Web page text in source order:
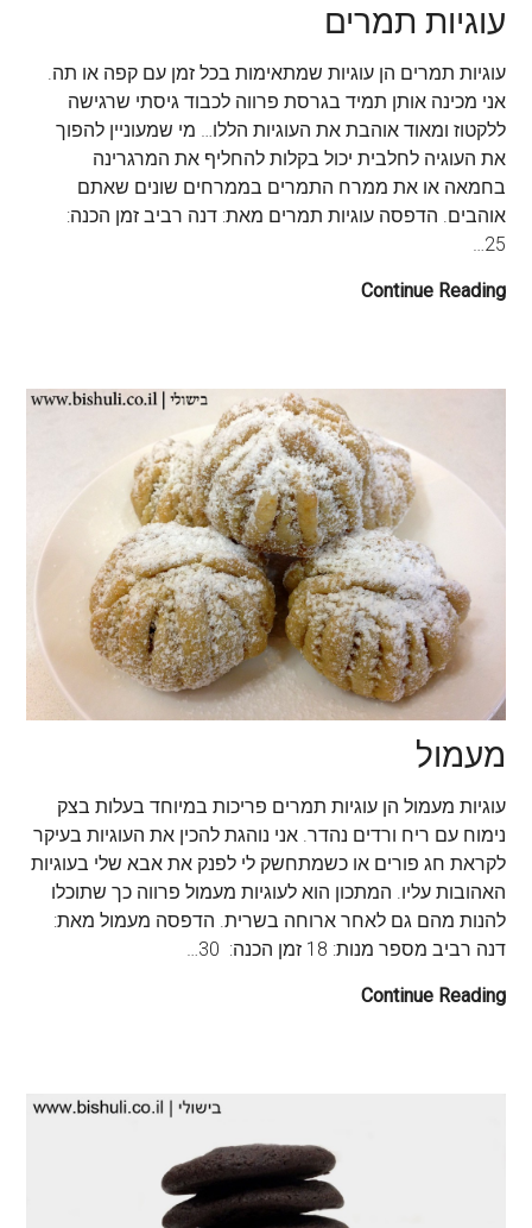
עוגיות תמרים
עוגיות תמרים הן עוגיות שמתאימות בכל זמן עם קפה או תה.
אני מכינה אותן תמיד בגרסת פרווה לכבוד גיסתי שרגישה
ללקטוז ומאוד אוהבת את העוגיות הללו… מי שמעוניין להפוך
את העוגיה לחלבית יכול בקלות להחליף את המרגרינה
בחמאה או את ממרח התמרים בממרחים שונים שאתם
אוהבים. הדפסה עוגיות תמרים מאת: דנה רביב זמן הכנה:
25…
Continue Reading
מעמול
עוגיות מעמול הן עוגיות תמרים פריכות במיוחד בעלות בצק
נימוח עם ריח ורדים נהדר. אני נוהגת להכין את העוגיות בעיקר
לקראת חג פורים או כשמתחשק לי לפנק את אבא שלי בעוגיות
האהובות עליו. המתכון הוא לעוגיות מעמול פרווה כך שתוכלו
להנות מהם גם לאחר ארוחה בשרית. הדפסה מעמול מאת:
דנה רביב מספר מנות: 18 זמן הכנה: 30…
Continue Reading